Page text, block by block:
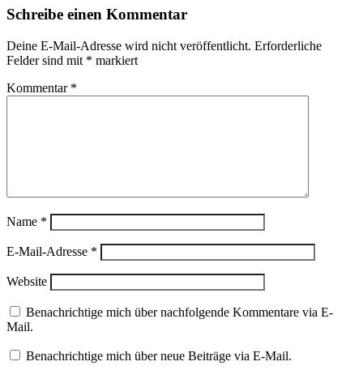
Schreibe einen Kommentar
Deine E-Mail-Adresse wird nicht veröffentlicht. Erforderliche
Felder sind mit * markiert
Kommentar *
Name *
E-Mail-Adresse *
Website
Benachrichtige mich über nachfolgende Kommentare via E-
Mail.
Benachrichtige mich über neue Beiträge via E-Mail.